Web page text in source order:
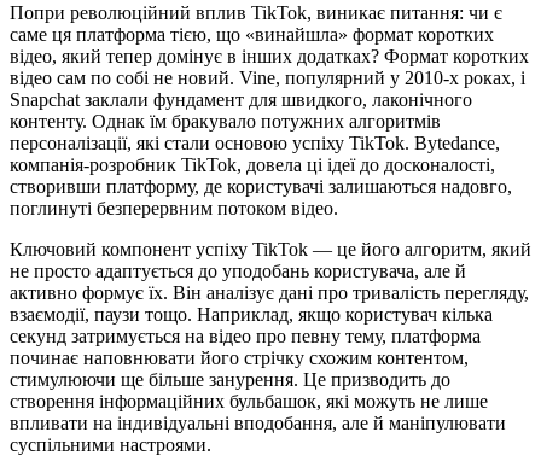
Попри революційний вплив TikTok, виникає питання: чи є
саме ця платформа тією, що «винайшла» формат коротких
відео, який тепер домінує в інших додатках? Формат коротких
відео сам по собі не новий. Vine, популярний у 2010-х роках, і
Snapchat заклали фундамент для швидкого, лаконічного
контенту. Однак їм бракувало потужних алгоритмів
персоналізації, які стали основою успіху TikTok. Bytedance,
компанія-розробник TikTok, довела ці ідеї до досконалості,
створивши платформу, де користувачі залишаються надовго,
поглинуті безперервним потоком відео.
Ключовий компонент успіху TikTok — це його алгоритм, який
не просто адаптується до уподобань користувача, але й
активно формує їх. Він аналізує дані про тривалість перегляду,
взаємодії, паузи тощо. Наприклад, якщо користувач кілька
секунд затримується на відео про певну тему, платформа
починає наповнювати його стрічку схожим контентом,
стимулюючи ще більше занурення. Це призводить до
створення інформаційних бульбашок, які можуть не лише
впливати на індивідуальні вподобання, але й маніпулювати
суспільними настроями.